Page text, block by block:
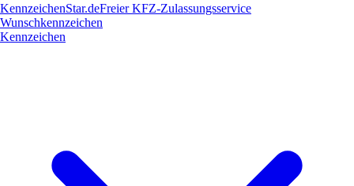
KennzeichenStar.deFreier KFZ-Zulassungsservice
Wunschkennzeichen
Kennzeichen